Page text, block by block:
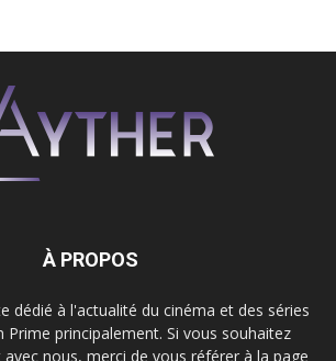
À PROPOS
dédié à l'actualité du cinéma et des séries
Prime principalement. Si vous souhaitez
nous, merci de vous référer à la page